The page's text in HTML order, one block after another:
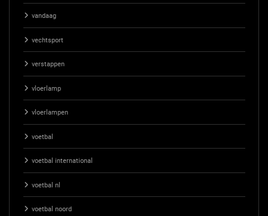
vandaag
vechtsport
verstappen
vloerlamp
vloerlampen
voetbal
voetbal international
voetbal nl
voetbal noord